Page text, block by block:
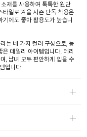
재를 사용하여 톡톡한 원단
타일로 겨울 시즌 단독 착용은
기에도 좋아 활용도가 높습니
는 네 가지 컬러 구성으로, 등
데일리 아이템입니다. 테리
, 남녀 모두 편안하게 입을 수
입니다.